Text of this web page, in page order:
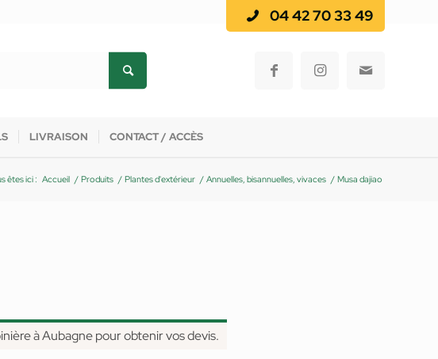
04 42 70 33 49
LIVRAISON CONTACT / ACCÈS
êtes ici : Accueil / Produits / Plantes d'extérieur / Annuelles, bisannuelles, vivaces / Musa dajiao
à Aubagne pour obtenir vos devis.